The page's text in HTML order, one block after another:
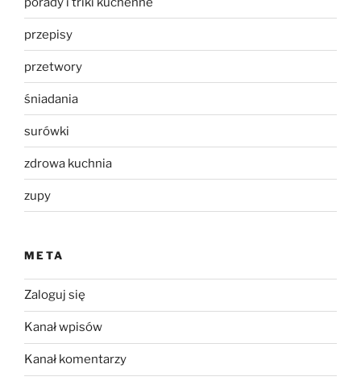
przepisy
przetwory
śniadania
surówki
zdrowa kuchnia
zupy
META
Zaloguj się
Kanał wpisów
Kanał komentarzy